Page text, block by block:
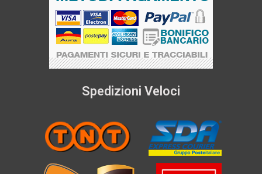
Spedizioni Veloci